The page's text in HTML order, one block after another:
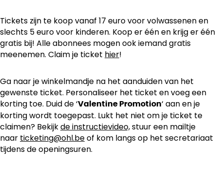
Tickets zijn te koop vanaf 17 euro voor volwassenen en
slechts 5 euro voor kinderen. Koop er één en krijg er één
gratis bij! Alle abonnees mogen ook iemand gratis
meenemen. Claim je ticket hier!
Ga naar je winkelmandje na het aanduiden van het
gewenste ticket. Personaliseer het ticket en voeg een
korting toe. Duid de ‘Valentine Promotion‘ aan en je
korting wordt toegepast. Lukt het niet om je ticket te
claimen? Bekijkde instructievideo,stuur een mailtje
naar ticketing@ohl.beof kom langs op het secretariaat
tijdens de openingsuren.